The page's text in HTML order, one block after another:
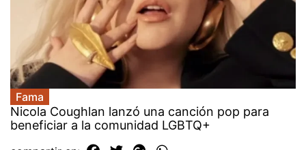
Fama
Nicola Coughlan lanzó una canción pop para
beneficiar a la comunidad LGBTQ+